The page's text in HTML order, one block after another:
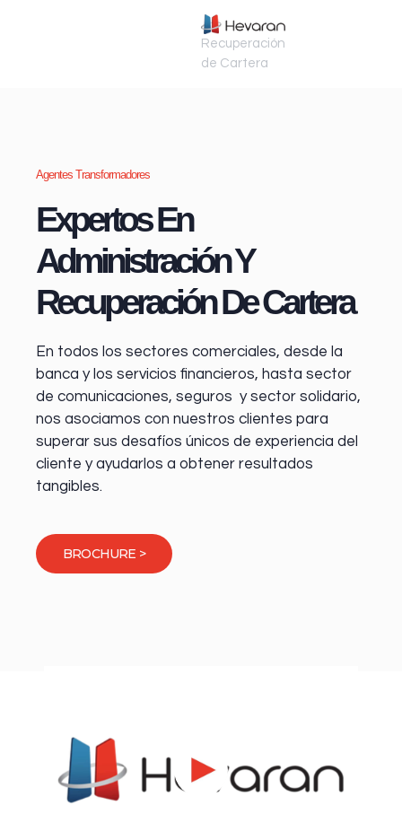
Recuperación
de Cartera
Agentes Transformadores
Expertos En
Administración Y
Recuperación De Cartera
En todos los sectores comerciales, desde la
banca y los servicios financieros, hasta sector
de comunicaciones, seguros y sector solidario,
nos asociamos con nuestros clientes para
superar sus desafíos únicos de experiencia del
cliente y ayudarlos a obtener resultados
tangibles.
BROCHURE >